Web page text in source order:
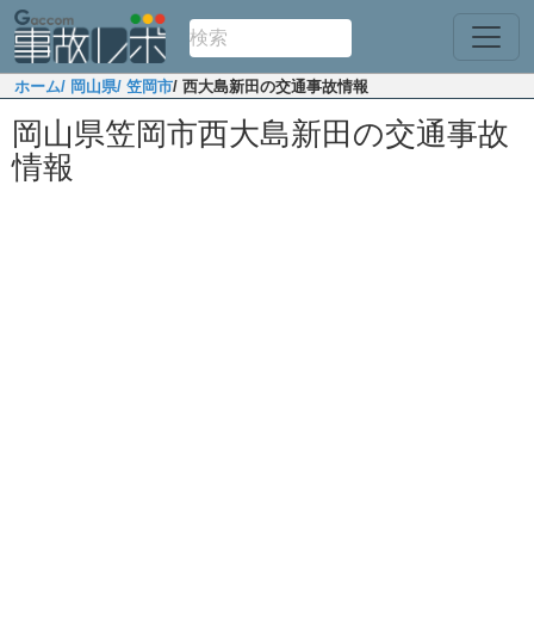
ホーム/ 岡山県/ 笠岡市/ 西大島新田の交通事故情報
岡山県笠岡市西大島新田の交通事故
情報